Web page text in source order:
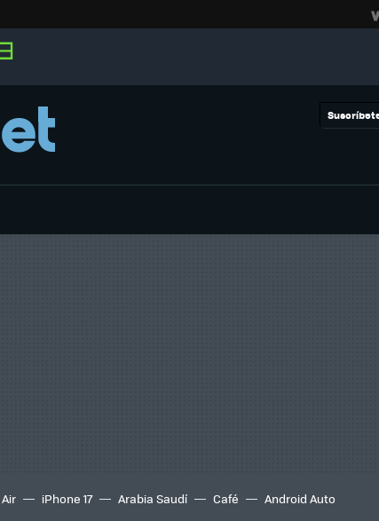
iPhone 17 Arabia Saudí Café Android Auto